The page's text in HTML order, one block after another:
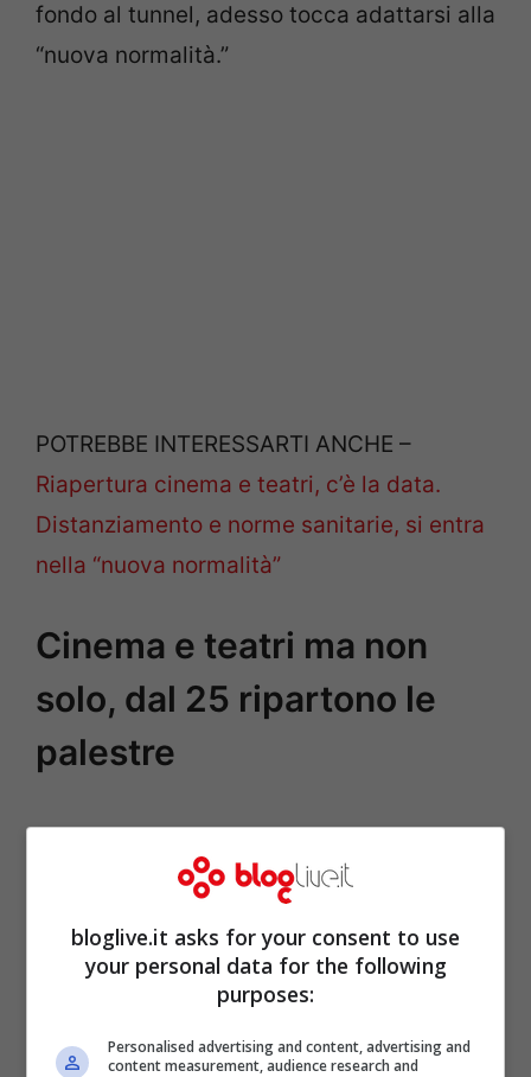
fondo al tunnel, adesso tocca adattarsi alla
“nuova normalità.”
POTREBBE INTERESSARTI ANCHE –
Riapertura cinema e teatri, c’è la data.
Distanziamento e norme sanitarie, si entra
nella “nuova normalità”
Cinema e teatri ma non
solo, dal 25 ripartono le
palestre
bloglive.it asks for your consent to use
your personal data for the following
purposes:
Personalised advertising and content, advertising and
content measurement, audience research and